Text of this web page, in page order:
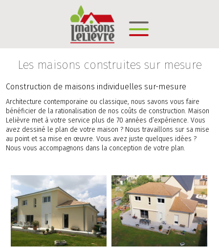
Les maisons construites sur mesure
Construction de maisons individuelles sur-mesure
Architecture contemporaine ou classique, nous savons vous faire
bénéficier de la rationalisation de nos coûts de construction. Maison
Lelièvre met à votre service plus de 70 années d’expérience. Vous
avez dessiné le plan de votre maison ? Nous travaillons sur sa mise
au point et sa mise en œuvre. Vous avez juste quelques idées ?
Nous vous accompagnons dans la conception de votre plan.